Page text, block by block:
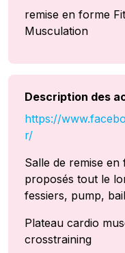
remise en forme
Musculation
Description des
https://
r/
Salle de remise
proposés tout le
fessiers, pump,
Plateau cardio
crosstraining